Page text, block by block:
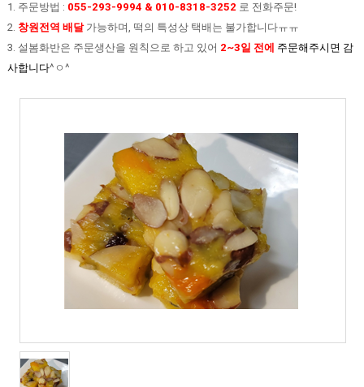
1. 주문방법 : 055-293-9994 & 010-8318-3252 로 전화주문!
2. 창원전역 배달 가능하며, 떡의 특성상 택배는 불가합니다ㅠㅠ
3. 설봄화반은 주문생산을 원칙으로 하고 있어 2~3일 전에 주문해주시면 감
사합니다^ㅇ^